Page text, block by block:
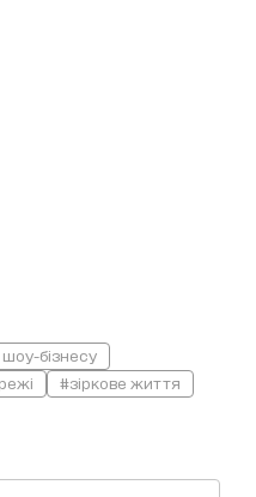
бізнесу
#зіркове життя